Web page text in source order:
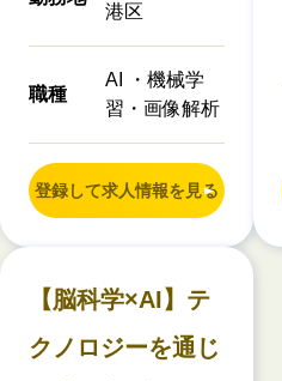
港区
職種
AI ・機械学
習・画像解析
登録して求人情報を見る
【脳科学×AI】テ
クノロジーを通じ